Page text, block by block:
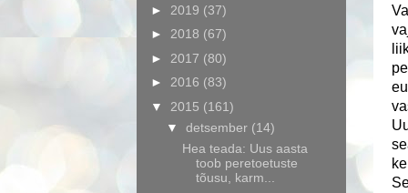
► 2019 (37)
► 2018 (67)
► 2017 (80)
► 2016 (83)
▼ 2015 (161)
▼ detsember (14)
Hea teada: Uus aasta
toob peretoetuste
tõusu, karm...